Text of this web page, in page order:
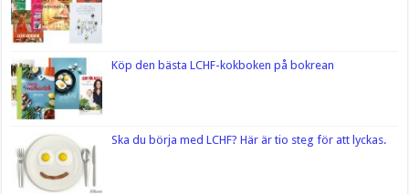
Köp den bästa LCHF-kokboken på bokrean
Ska du börja med LCHF? Här är tio steg för att lyckas.